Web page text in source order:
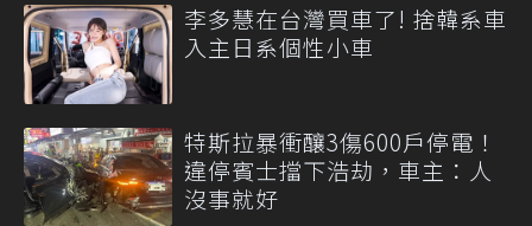
李多慧在台灣買車了! 捨韓系車
入主日系個性小車
特斯拉暴衝釀3傷600戶停電！
違停賓士擋下浩劫，車主：人
沒事就好